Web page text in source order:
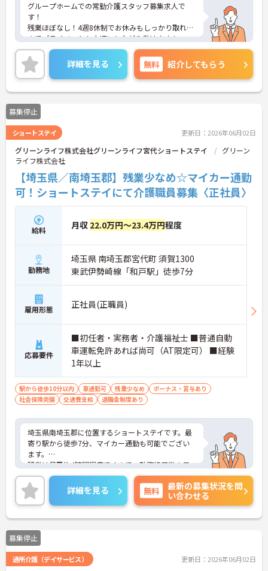
グループホームでの常勤介護スタッフ募集求人で
す！
残業ほぼなし！4週8休制でお休みもしっかり取れる
のでプライベートも大切にしながら働けます！
各種手当が充実しているのも魅力！
ご興味ある方には、面接のポイントなど、さらに詳
細をお話致しますのでお気軽にご相談ください。
詳細を見る 無料 紹介してもらう
募集停止
ショートステイ 更新日：2026年06月02日
グリーンライフ株式会社グリーンライフ宮代ショートステイ
グリーン
ライフ株式会社
【埼玉県／南埼玉郡】残業少なめ☆マイカー通勤
可！ショートステイにて介護職員募集〈正社員〉
給料 月収 22.0万円～23.4万円程度
勤務地
埼玉県 南埼玉郡宮代町 須賀1300
東武伊勢崎線「和戸駅」徒歩7分
雇用形態 正社員(正職員)
応募要件
■初任者・実務者・介護福祉士 ■普通自動
車運転免許あれば尚可（AT限定可） ■経験
1年以上
駅から徒歩10分以内 車通勤可 残業少なめ
ボーナス・賞与あり
社会保険完備
交通費支給 退職金制度あり
埼玉県南埼玉郡に位置するショートステイです。最
寄り駅から徒歩7分、マイカー通勤も可能でござい
ます。
残業は月平均4時間程度ですので、勤務終了後の予
定も立てやすいです。
昇給や賞与制度があり頑張りが評価されてしっかり
と職員に還元されます。
ご興味のある方には、面接対策ポイントなど、さら
に詳細をお話しいたしますのでお気軽にご相談くだ
さい！
詳細を見る 無料
最新の募集状況を問
い合わせる
募集停止
通所介護（デイサービス） 更新日：2026年06月02日